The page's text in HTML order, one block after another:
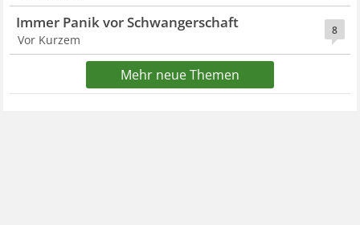
8
Immer Panik vor Schwangerschaft
Vor Kurzem
Mehr neue Themen